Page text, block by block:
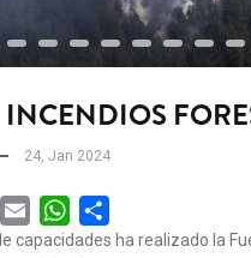
24, Jan 2024
Email WhatsApp
capacidades ha realizado la